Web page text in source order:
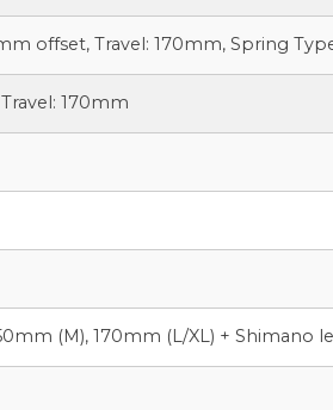
offset, Travel: 170mm, Spring
170mm
(M), 170mm (L/XL) + Shimano